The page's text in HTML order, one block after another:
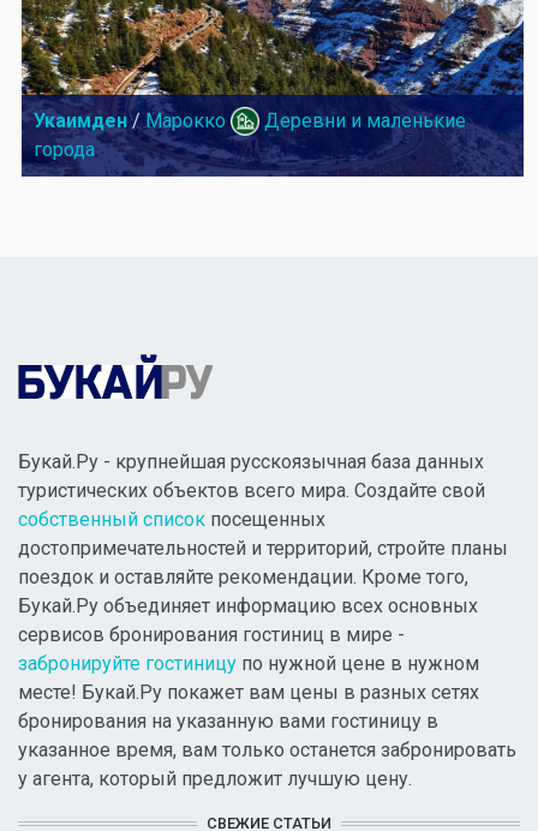
Укаимден/ Марокко
Деревни и маленькие
города
Букай.Ру - крупнейшая русскоязычная база данных
туристических объектов всего мира. Создайте свой
собственный список посещенных
достопримечательностей и территорий, стройте планы
поездок и оставляйте рекомендации. Кроме того,
Букай.Ру объединяет информацию всех основных
сервисов бронирования гостиниц в мире -
забронируйте гостиницу по нужной цене в нужном
месте! Букай.Ру покажет вам цены в разных сетях
бронирования на указанную вами гостиницу в
указанное время, вам только останется забронировать
у агента, который предложит лучшую цену.
СВЕЖИЕ СТАТЬИ